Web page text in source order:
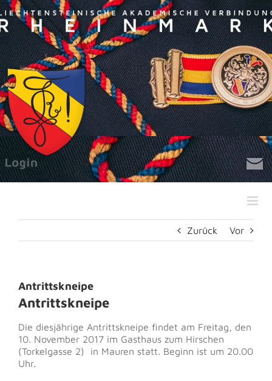
Zum
Inhalt
springen
Zurück Vor
Antrittskneipe
Antrittskneipe
Die diesjährige Antrittskneipe findet am Freitag, den
10. November 2017 im Gasthaus zum Hirschen
(Torkelgasse 2) in Mauren statt. Beginn ist um 20.00
Uhr.